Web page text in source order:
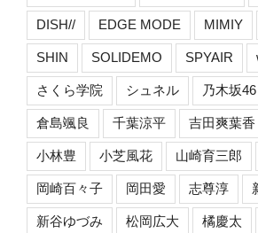
DISH// EDGE MODE MIMIY
SHIN SOLIDEMO SPYAIR
さくら学院 シュネル 乃木坂46
倉島颯良 千葉涼平 吉田爽葉香
小林豊 小芝風花 山崎育三郎
岡崎百々子 岡田愛 志尊淳
新谷ゆづみ 松岡広大 橘慶太